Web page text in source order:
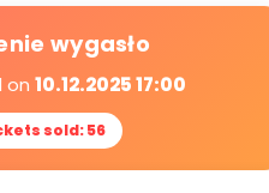
wygasło
on 10.12.2025 17:00
sold: 56